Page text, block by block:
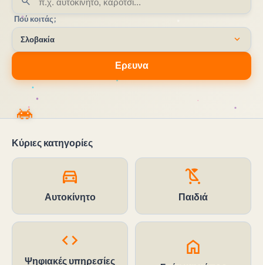
Πού κοιτάς;
Σλοβακία expand_more
Ερευνα
Κύριες κατηγορίες
directions_car
Αυτοκίνητο
child_friendly
Παιδιά
code
Ψηφιακές υπηρεσίες
home